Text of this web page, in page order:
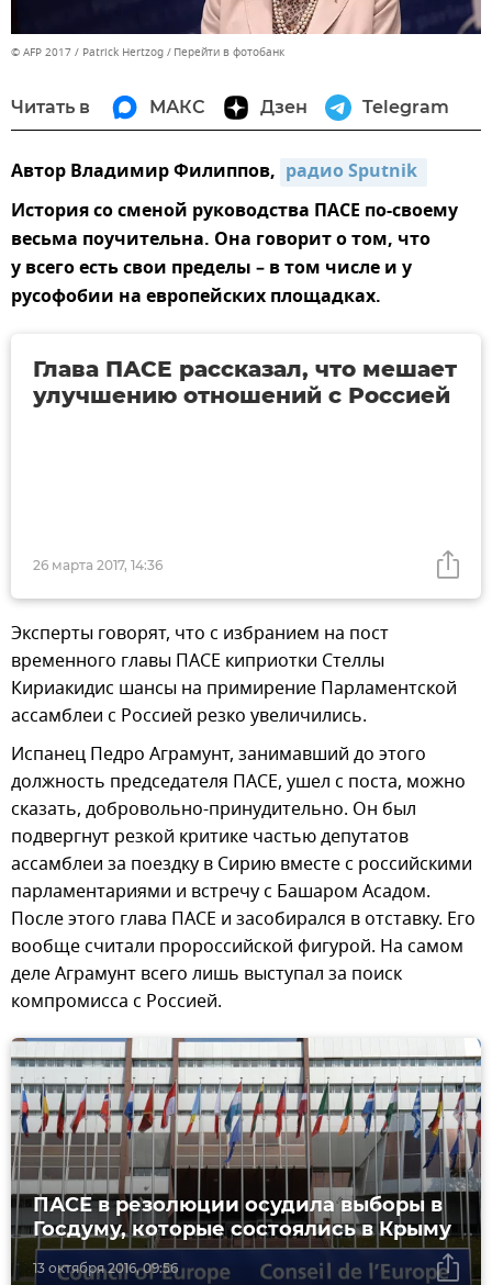
© AFP 2017 / Patrick Hertzog Перейти в фотобанк
Читать в МАКС Дзен Telegram
Автор Владимир Филиппов, радио Sputnik
История со сменой руководства ПАСЕ по-своему
весьма поучительна. Она говорит о том, что
у всего есть свои пределы – в том числе и у
русофобии на европейских площадках.
26 марта 2017, 14:36
Глава ПАСЕ рассказал, что мешает
улучшению отношений с Россией
Эксперты говорят, что с избранием на пост
временного главы ПАСЕ киприотки Стеллы
Кириакидис шансы на примирение Парламентской
ассамблеи с Россией резко увеличились.
Испанец Педро Аграмунт, занимавший до этого
должность председателя ПАСЕ, ушел с поста, можно
сказать, добровольно-принудительно. Он был
подвергнут резкой критике частью депутатов
ассамблеи за поездку в Сирию вместе с российскими
парламентариями и встречу с Башаром Асадом.
После этого глава ПАСЕ и засобирался в отставку. Его
вообще считали пророссийской фигурой. На самом
деле Аграмунт всего лишь выступал за поиск
компромисса с Россией.
13 октября 2016, 09:56
ПАСЕ в резолюции осудила выборы в
Госдуму, которые состоялись в Крыму